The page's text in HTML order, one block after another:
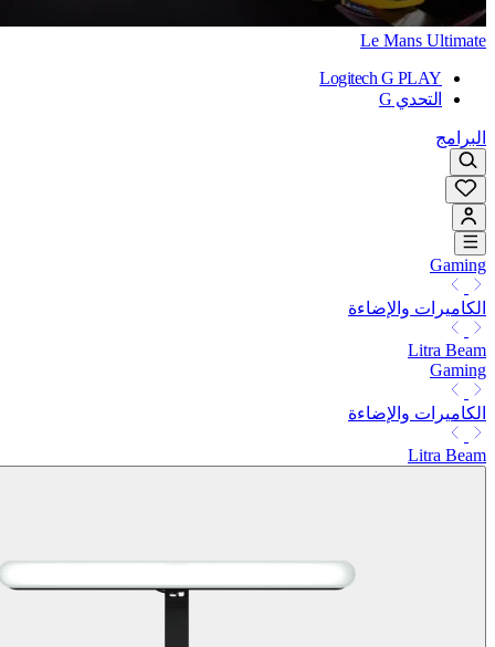
Le Mans Ultimate
Logitech G PLAY
التحدي G
البرامج
Gaming
الكاميرات والإضاءة
Litra Beam
Gaming
الكاميرات والإضاءة
Litra Beam